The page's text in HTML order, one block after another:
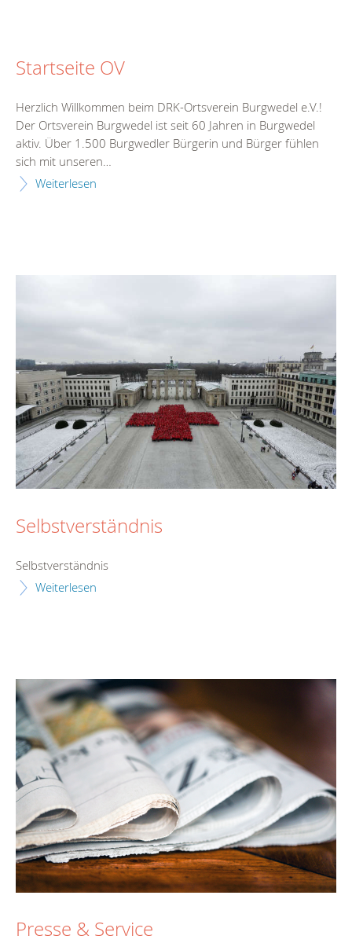
Startseite OV
Herzlich Willkommen beim DRK-Ortsverein Burgwedel e.V.!
Der Ortsverein Burgwedel ist seit 60 Jahren in Burgwedel
aktiv. Über 1.500 Burgwedler Bürgerin und Bürger fühlen
sich mit unseren…
Weiterlesen
Selbstverständnis
Selbstverständnis
Weiterlesen
Presse & Service